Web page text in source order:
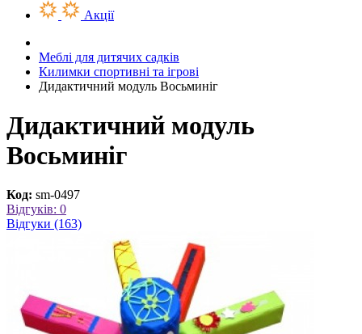
Акції
Меблі для дитячих садків
Килимки спортивні та ігрові
Дидактичний модуль Восьминіг
Дидактичний модуль
Восьминіг
Код: sm-0497
Відгуків: 0
Відгуки (163)